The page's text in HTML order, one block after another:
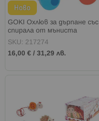
Ново
GOKI Охлюв за дърпане със
спирала от мъниста
SKU: 217274
16,00 € / 31,29 лв.